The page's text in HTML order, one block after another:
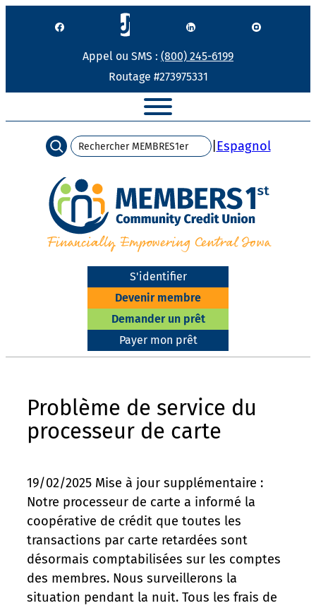
Appel ou SMS : (800) 245-6199
Routage #273975331
Chercher | Espagnol
S'identifier
Devenir membre
Demander un prêt
Payer mon prêt
Problème de service du
processeur de carte
19/02/2025 Mise à jour supplémentaire :
Notre processeur de carte a informé la
coopérative de crédit que toutes les
transactions par carte retardées sont
désormais comptabilisées sur les comptes
des membres. Nous surveillerons la
situation pendant la nuit. Tous les frais de